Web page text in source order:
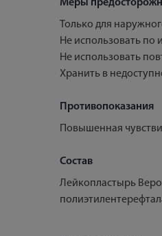
Меры
Только для
Не использовать по
Не использовать
Хранить в
Противопоказания
Повышенная
Состав
Лейкопластырь